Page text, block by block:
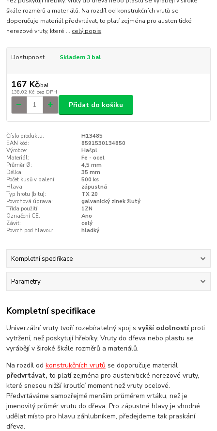
škále rozměrů a materiálů. Na rozdíl od konstrukčních vrutů se
doporučuje materiál předvrtávat, to platí zejména pro austenitické
nerezové vruty, které ... celý popis
Dostupnost Skladem 3 bal
167 Kč/bal
138,02 Kč bez DPH
Přidat do košíku
Číslo produktu:
H13485
EAN kód:
8591530134850
Výrobce:
Hašpl
Materiál:
Fe - ocel
Průměr Ø:
4,5 mm
Délka:
35 mm
Počet kusů v balení:
500 ks
Hlava:
zápustná
Typ hrotu (bitu):
TX 20
Povrchová úprava:
galvanický zinek žlutý
Třída použití:
1ZN
Označení CE:
Ano
Závit:
celý
Povrch pod hlavou:
hladký
Kompletní specifikace
Parametry
Kompletní specifikace
Univerzální vruty tvoří rozebíratelný spoj svyšší odolnostíproti
vytržení, než poskytují hřebíky. Vruty do dřeva nebo plastu se
vyrábějí v široké škále rozměrů a materiálů.
Na rozdíl odkonstrukčních vrutů se doporučuje materiál
předvrtávat, to platí zejména pro austenitické nerezové vruty,
které snesou nižší kroutící moment než vruty ocelové.
Předvrtáváme samozřejmě menším průměrem vrtáku, než je
jmenovitý průměr vrutu do dřeva. Pro zápustné hlavy je vhodné
udělat místo pro hlavu záhlubníkem, předejdeme tak praskání
dřeva.